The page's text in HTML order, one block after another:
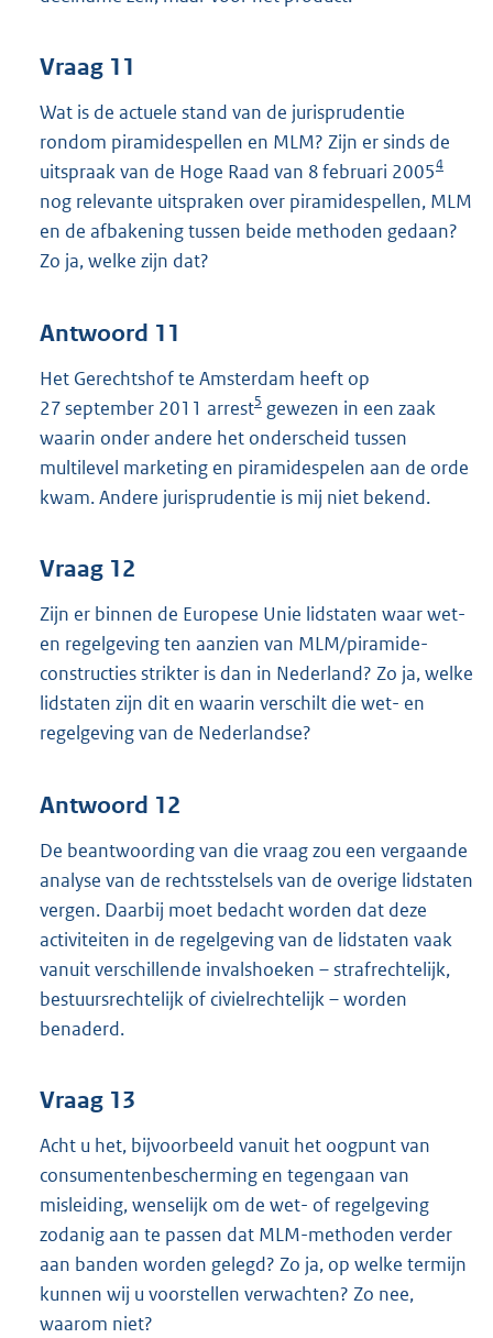
Vraag 11
Wat is de actuele stand van de jurisprudentie
rondom piramidespellen en MLM? Zijn er sinds de
uitspraak van de Hoge Raad van 8 februari 20054
nog relevante uitspraken over piramidespellen, MLM
en de afbakening tussen beide methoden gedaan?
Zo ja, welke zijn dat?
Antwoord 11
Het Gerechtshof te Amsterdam heeft op
27 september 2011 arrest5 gewezen in een zaak
waarin onder andere het onderscheid tussen
multilevel marketing en piramidespelen aan de orde
kwam. Andere jurisprudentie is mij niet bekend.
Vraag 12
Zijn er binnen de Europese Unie lidstaten waar wet-
en regelgeving ten aanzien van MLM/piramide-
constructies strikter is dan in Nederland? Zo ja, welke
lidstaten zijn dit en waarin verschilt die wet- en
regelgeving van de Nederlandse?
Antwoord 12
De beantwoording van die vraag zou een vergaande
analyse van de rechtsstelsels van de overige lidstaten
vergen. Daarbij moet bedacht worden dat deze
activiteiten in de regelgeving van de lidstaten vaak
vanuit verschillende invalshoeken – strafrechtelijk,
bestuursrechtelijk of civielrechtelijk – worden
benaderd.
Vraag 13
Acht u het, bijvoorbeeld vanuit het oogpunt van
consumentenbescherming en tegengaan van
misleiding, wenselijk om de wet- of regelgeving
zodanig aan te passen dat MLM-methoden verder
aan banden worden gelegd? Zo ja, op welke termijn
kunnen wij u voorstellen verwachten? Zo nee,
waarom niet?